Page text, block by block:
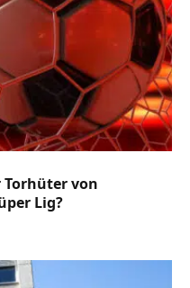
Torhüter von
Lig?